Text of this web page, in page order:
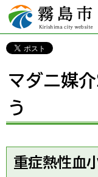
霧島市 Kirishima
city website
マダニ媒介
う
重症熱性血